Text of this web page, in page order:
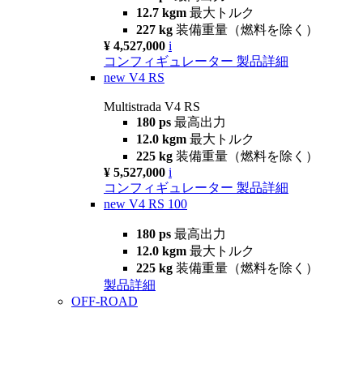
12.7 kgm 最大トルク
227 kg 装備重量（燃料を除く）
¥ 4,527,000 i
コンフィギュレーター 製品詳細
new V4 RS
Multistrada V4 RS
180 ps 最高出力
12.0 kgm 最大トルク
225 kg 装備重量（燃料を除く）
¥ 5,527,000 i
コンフィギュレーター 製品詳細
new V4 RS 100
180 ps 最高出力
12.0 kgm 最大トルク
225 kg 装備重量（燃料を除く）
製品詳細
OFF-ROAD